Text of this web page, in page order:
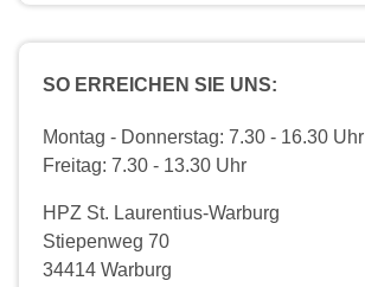
SO ERREICHEN SIE UNS:
Montag - Donnerstag: 7.30 - 16.30 Uhr
Freitag: 7.30 - 13.30 Uhr
HPZ St. Laurentius-Warburg
Stiepenweg 70
34414 Warburg